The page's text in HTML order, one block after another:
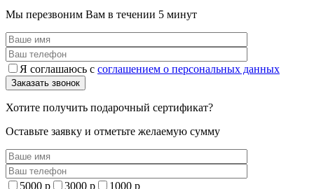
Мы перезвоним Вам в течении 5 минут
Я соглашаюсь с соглашением о персональных данных
Хотите получить подарочный сертификат?
Оставьте заявку и отметьте желаемую сумму
5000 р 3000 р 1000 р